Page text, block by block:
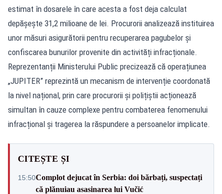
estimat în dosarele în care acesta a fost deja calculat
depășește 31,2 milioane de lei. Procurorii analizează instituirea
unor măsuri asigurătorii pentru recuperarea pagubelor și
confiscarea bunurilor provenite din activități infracționale.
Reprezentanții Ministerului Public precizează că operațiunea
„JUPITER” reprezintă un mecanism de intervenție coordonată
la nivel național, prin care procurorii și polițiștii acționează
simultan în cauze complexe pentru combaterea fenomenului
infracțional și tragerea la răspundere a persoanelor implicate.
CITEȘTE ȘI
15:50Complot dejucat în Serbia: doi bărbați, suspectați
că plănuiau asasinarea lui Vučić